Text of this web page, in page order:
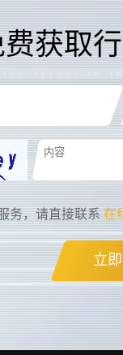
获取
务，请直接联系 在